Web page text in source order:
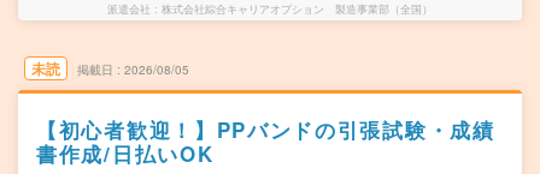
派遣会社 株式会社綜合キャリアオプション 製造事業部（全国）
未読 掲載日 2026/08/05
【初心者歓迎！】PPバンドの引張試験・成績
書作成/日払いOK